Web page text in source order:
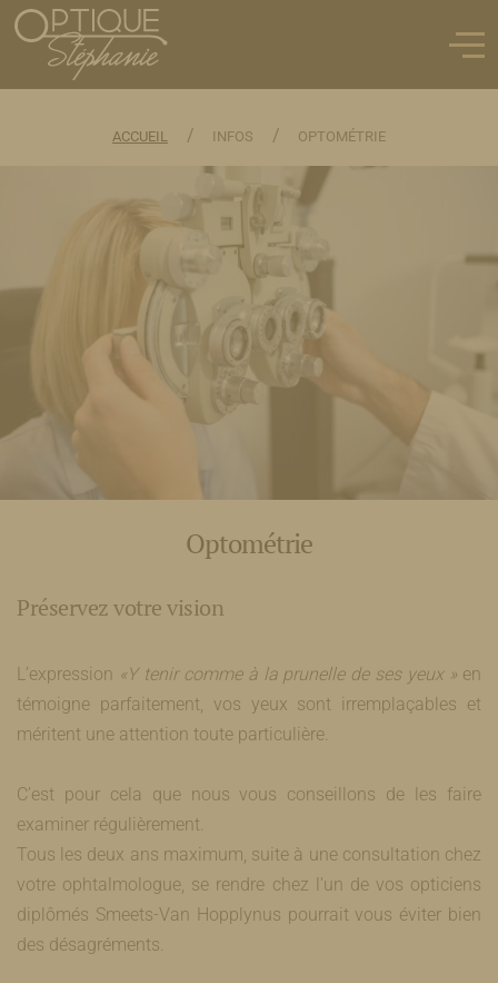
ACCUEIL / INFOS / OPTOMÉTRIE
Optométrie
Préservez votre vision
L’expression «Y tenir comme à la prunelle de ses yeux »en
témoigne parfaitement, vos yeux sont irremplaçables et
méritent une attention toute particulière.
C’est pour cela que nous vous conseillons de les faire
examiner régulièrement.
Tous les deux ans maximum, suite à une consultation chez
votre ophtalmologue, se rendre chez l’un de vos opticiens
diplômés Smeets-Van Hopplynus pourrait vous éviter bien
des désagréments.